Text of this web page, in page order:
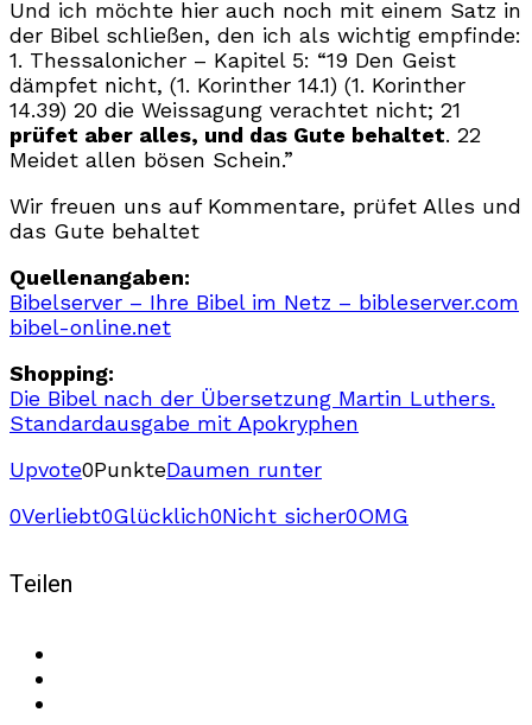
Und ich möchte hier auch noch mit einem Satz in
der Bibel schließen, den ich als wichtig empfinde:
1. Thessalonicher – Kapitel 5: “19 Den Geist
dämpfet nicht, (1. Korinther 14.1) (1. Korinther
14.39) 20 die Weissagung verachtet nicht; 21
prüfet aber alles, und das Gute behaltet. 22
Meidet allen bösen Schein.”
Wir freuen uns auf Kommentare, prüfet Alles und
das Gute behaltet
Quellenangaben:
Bibelserver – Ihre Bibel im Netz – bibleserver.com
bibel-online.net
Shopping:
Die Bibel nach der Übersetzung Martin Luthers.
Standardausgabe mit Apokryphen
Upvote0PunkteDaumen runter
0Verliebt0Glücklich0Nicht sicher0OMG
Teilen